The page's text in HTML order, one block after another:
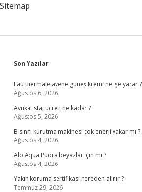
Sitemap
Sidebar
Son Yazılar
Eau thermale avene güneş kremi ne işe yarar ?
Ağustos 6, 2026
Avukat staj ücreti ne kadar ?
Ağustos 5, 2026
B sınıfı kurutma makinesi çok enerji yakar mı ?
Ağustos 4, 2026
Alo Aqua Pudra beyazlar için mi ?
Ağustos 4, 2026
Yakın koruma sertifikası nereden alınır ?
Temmuz 29, 2026